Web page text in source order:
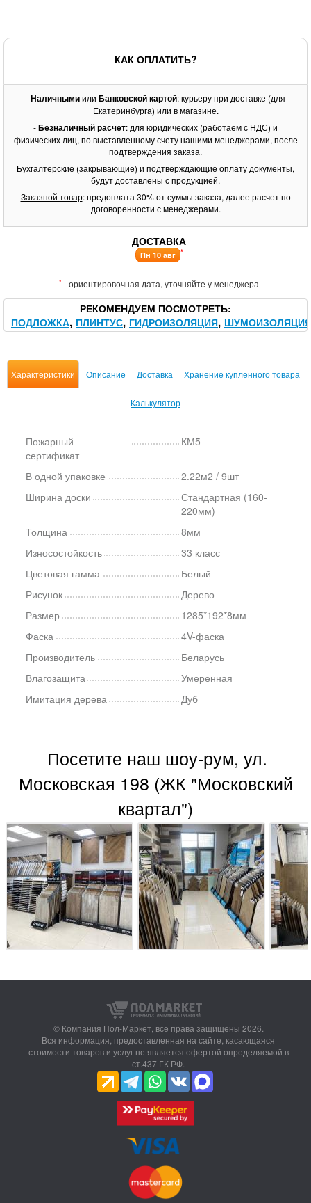
КАК ОПЛАТИТЬ?
-Наличнымиили Банковской картой: курьеру при доставке (для
Екатеринбурга) или в магазине.
-Безналичный расчет: для юридических (работаем с НДС) и
физических лиц, по выставленному счету нашими менеджерами, после
подтверждения заказа.
Бухгалтерские (закрывающие) и подтверждающие оплату документы,
будут доставлены с продукцией.
Заказной товар: предоплата 30% от суммы заказа, далее расчет по
договоренности с менеджерами.
ДОСТАВКА
Пн 10 авг *
* - ориентировочная дата, уточняйте у менеджера
РЕКОМЕНДУЕМ ПОСМОТРЕТЬ
ПОДЛОЖКА ПЛИНТУС ГИДРОИЗОЛЯЦИЯ ШУМОИЗОЛЯЦИЯ
Характеристики Описание Доставка Хранение купленного товара
Калькулятор
Пожарный
сертификат
КМ5
В одной упаковке
2.22м2 / 9шт
Ширина доски
Стандартная (160-
220мм)
Толщина
8мм
Износостойкость
33 класс
Цветовая гамма
Белый
Рисунок
Дерево
Размер
1285*192*8мм
Фаска
4V-фаска
Производитель
Беларусь
Влагозащита
Умеренная
Имитация дерева
Дуб
Посетите наш шоу-рум, ул.
Московская 198 (ЖК "Московский
квартал")
© Компания Пол-Маркет, все права защищены 2026.
Вся информация, предоставленная на сайте, касающаяся
стоимости товаров и услуг не является офертой определяемой в
ст.437 ГК РФ.